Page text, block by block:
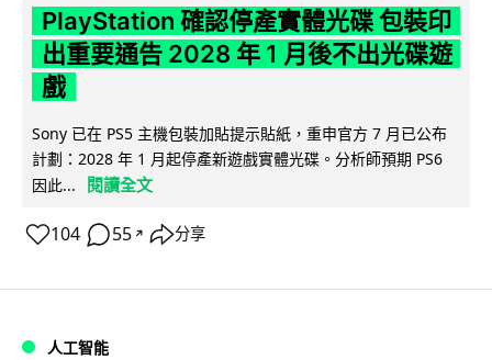
PlayStation 確認停產實體光碟 包裝印
出重要通告 2028 年 1 月後不出光碟遊
戲
Sony 已在 PS5 主機包裝加貼提示貼紙，重申官方 7 月已公布
計劃：2028 年 1 月起停產新遊戲實體光碟。分析師預期 PS6
因此...
閱讀全文
104 55 ↗ 分享
人工智能